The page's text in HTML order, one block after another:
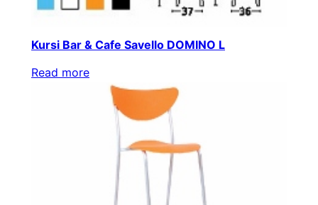
Kursi Bar & Cafe Savello DOMINO L
Read more